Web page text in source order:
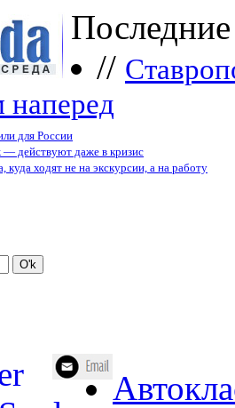
//
наперед
для России
действуют даже в кризис
куда ходят не на экскурсии, а на работу